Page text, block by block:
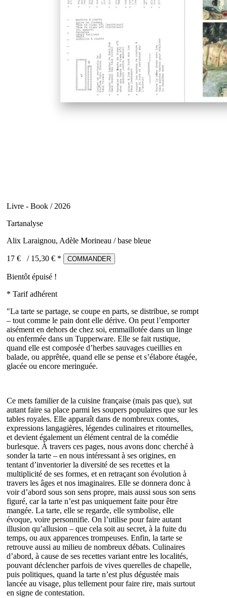
Livre - Book / 2026
Tartanalyse
Alix Laraignou, Adèle Morineau / base bleue
17 € / 15,30 € * COMMANDER
Bientôt épuisé !
* Tarif adhérent
"La tarte se partage, se coupe en parts, se distribue, se rompt
– tout comme le pain dont elle dérive. On peut l’emporter
aisément en dehors de chez soi, emmaillotée dans un linge
ou enfermée dans un Tupperware. Elle se fait rustique,
quand elle est composée d’herbes sauvages cueillies en
balade, ou apprêtée, quand elle se pense et s’élabore étagée,
glacée ou encore meringuée.
Ce mets familier de la cuisine française (mais pas que), sut
autant faire sa place parmi les soupers populaires que sur les
tables royales. Elle apparaît dans de nombreux contes,
expressions langagières, légendes culinaires et ritournelles,
et devient également un élément central de la comédie
burlesque. À travers ces pages, nous avons donc cherché à
sonder la tarte – en nous intéressant à ses origines, en
tentant d’inventorier la diversité de ses recettes et la
multiplicité de ses formes, et en retraçant son évolution à
travers les âges et nos imaginaires. Elle se donnera donc à
voir d’abord sous son sens propre, mais aussi sous son sens
figuré, car la tarte n’est pas uniquement faite pour être
mangée. La tarte, elle se regarde, elle symbolise, elle
évoque, voire personnifie. On l’utilise pour faire autant
illusion qu’allusion – que cela soit au secret, à la fuite du
temps, ou aux apparences trompeuses. Enfin, la tarte se
retrouve aussi au milieu de nombreux débats. Culinaires
d’abord, à cause de ses recettes variant entre les localités,
pouvant déclencher parfois de vives querelles de chapelle,
puis politiques, quand la tarte n’est plus dégustée mais
lancée au visage, plus tellement pour faire rire, mais surtout
en signe de contestation.